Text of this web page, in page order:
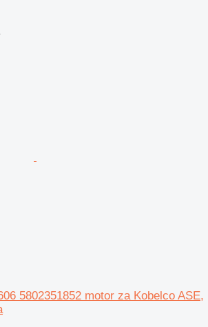
5802351852 motor za Kobelco ASE,